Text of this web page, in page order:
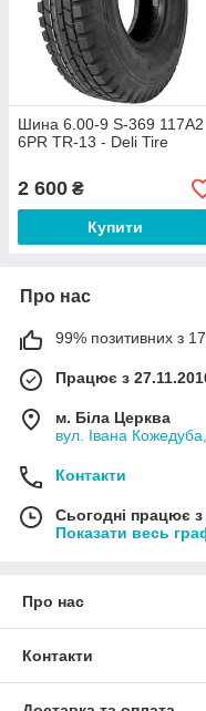
Шина 6.00-9 S-369 117A2
6PR TR-13 - Deli Tire
2 600 ₴
Купити
Про нас
99% позитивних з
Працює з
м. Біла Церква
вул. Івана
Контакти
Сьогодні працює
Показати весь
Про нас
Контакти